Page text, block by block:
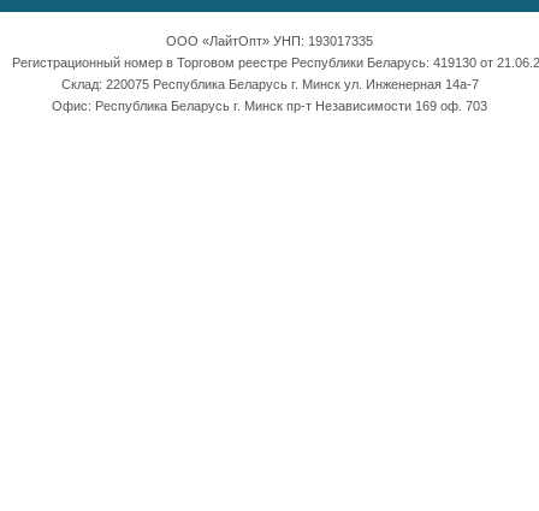
ООО «ЛайтОпт» УНП: 193017335
Регистрационный номер в Торговом реестре Республики Беларусь: 419130 от
Склад: 220075 Республика Беларусь г. Минск ул. Инженерная 14а-7
Офис: Республика Беларусь г. Минск пр-т Независимости 169 оф. 703